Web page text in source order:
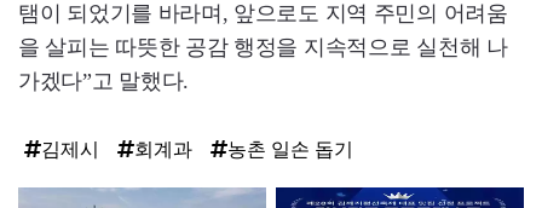
탬이 되었기를 바라며, 앞으로도 지역 주민의 어려움
을 살피는 따뜻한 공감 행정을 지속적으로 실천해 나
가겠다”고 말했다.
김제시 회계과 농촌 일손 돕기